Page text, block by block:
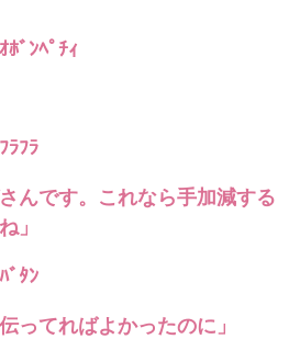
ﾞﾝﾍﾟﾁｨ
ﾌﾗ
んです。これなら手加減する
」
ﾀﾝ
ってればよかったのに」